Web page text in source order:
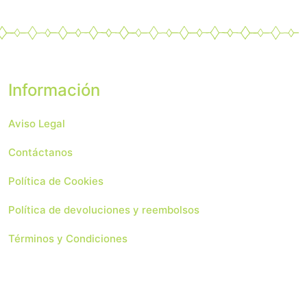
Información
Aviso Legal
Contáctanos
Política de Cookies
Política de devoluciones y reembolsos
Términos y Condiciones